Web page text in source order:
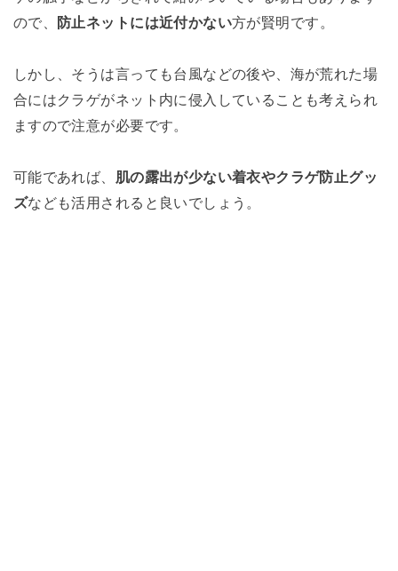
ので、
防止ネットには近付かない方が賢明です。
しかし、そうは言っても台風などの後や、海が荒れた場
合にはクラゲがネット内に侵入していることも考えられ
ますので注意が必要です。
可能であれば、 肌の露出が少ない着衣やクラゲ防止グッ
ズなども活用されると良いでしょう。